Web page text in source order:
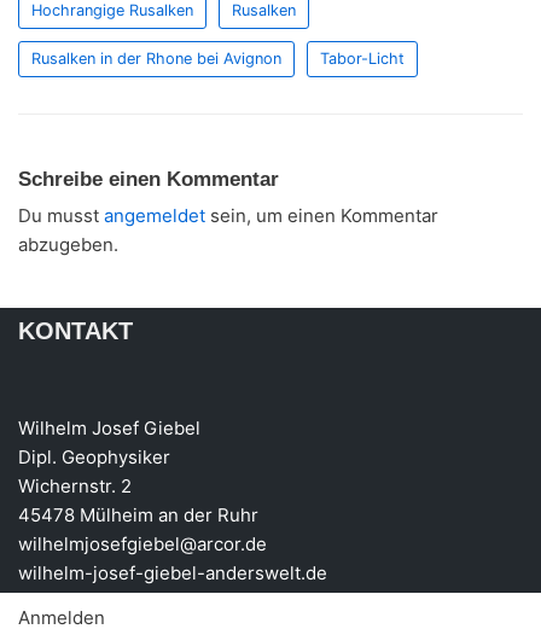
Hochrangige Rusalken Rusalken
Rusalken in der Rhone bei Avignon Tabor-Licht
Schreibe einen Kommentar
Du musst angemeldet sein, um einen Kommentar
abzugeben.
KONTAKT
Wilhelm Josef Giebel
Dipl. Geophysiker
Wichernstr. 2
45478 Mülheim an der Ruhr
wilhelmjosefgiebel@arcor.de
wilhelm-josef-giebel-anderswelt.de
Anmelden